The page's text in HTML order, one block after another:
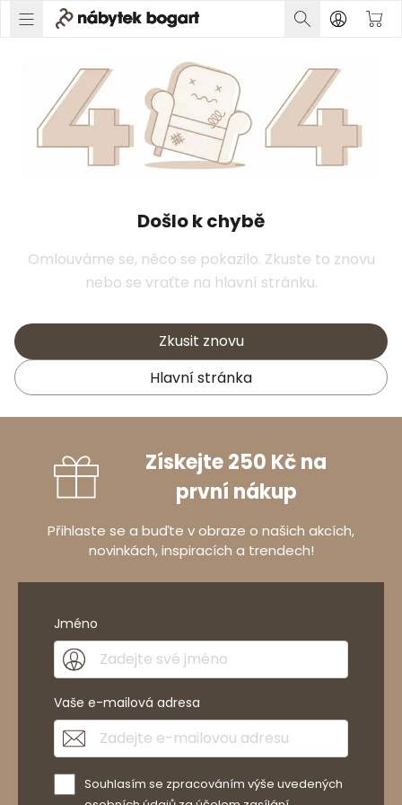
Došlo k chybě
Omlouváme se, něco se pokazilo. Zkuste to znovu
nebo se vraťte na hlavní stránku.
Zkusit znovu
Hlavní stránka
Získejte 250 Kč na
první nákup
Přihlaste se a buďte v obraze o našich akcích,
novinkách, inspiracích a trendech!
Jméno
Vaše e-mailová adresa
Souhlasím se zpracováním výše uvedených